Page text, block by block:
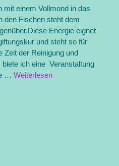
einem Vollmond in das
den Fischen steht dem
Energie eignet
und steht so für
Zeit der Reinigung und
ich eine Veranstaltung
… Weiterlesen